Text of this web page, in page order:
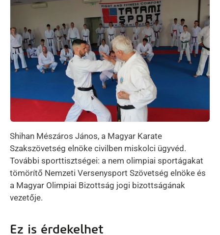
Shihan Mészáros János, a Magyar Karate
Szakszövetség elnöke civilben miskolci ügyvéd.
További sporttisztségei: a nem olimpiai sportágakat
tömörítő Nemzeti Versenysport Szövetség elnöke és
a Magyar Olimpiai Bizottság jogi bizottságának
vezetője.
Ez is érdekelhet